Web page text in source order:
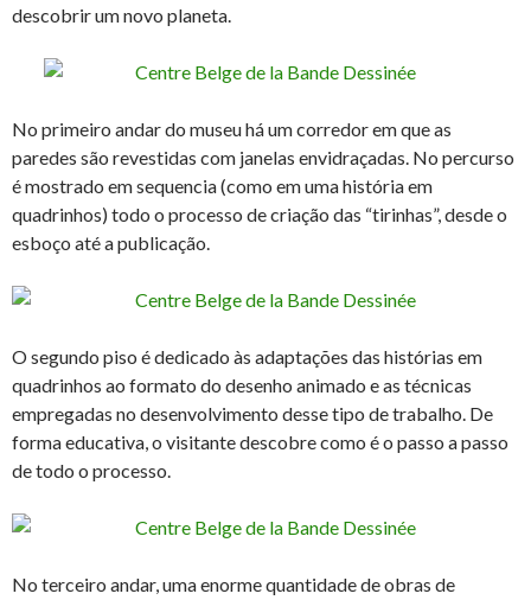
descobrir um novo planeta.
No primeiro andar do museu há um corredor em que as
paredes são revestidas com janelas envidraçadas. No percurso
é mostrado em sequencia (como em uma história em
quadrinhos) todo o processo de criação das “tirinhas”, desde o
esboço até a publicação.
O segundo piso é dedicado às adaptações das histórias em
quadrinhos ao formato do desenho animado e as técnicas
empregadas no desenvolvimento desse tipo de trabalho. De
forma educativa, o visitante descobre como é o passo a passo
de todo o processo.
No terceiro andar, uma enorme quantidade de obras de